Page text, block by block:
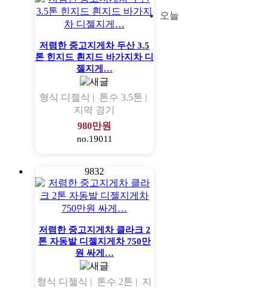
저렴한 중고지게차 두산 3.5
톤 힌지드 흰지드 바가지차 디
젤지게…
형식 디젤식 | 톤수 3.5톤 |
지역 경기
980만원
no.19011
9832
저렴한 중고지게차 클라크 2
톤 자동발 디젤지게차 750만
원 싸게…
형식 디젤식 | 톤수 2톤 | 지
오늘